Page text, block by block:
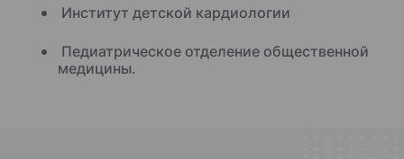
Институт детской кардиологии
Педиатрическое отделение общественной
медицины.